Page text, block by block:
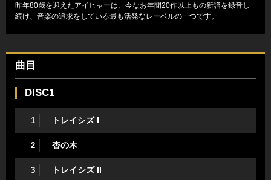
昨年80歳を迎えたアイヒャーは、今なお年間20作以上もの新譜を録音し
続け、音楽の追求をしている最も活発なレーベルの一つです。
曲目
DISC1
1 トレイシズ I
2 杏の木
3 トレイシズ II